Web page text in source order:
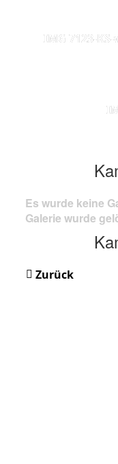
IMG 7123-
Es wurde keine
Galerie wurde
Zurück